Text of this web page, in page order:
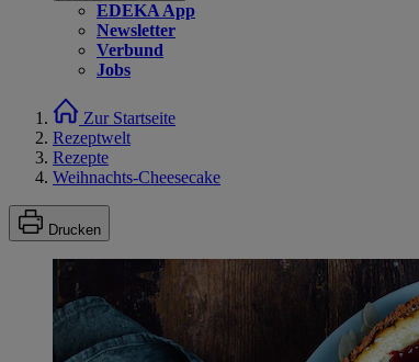
EDEKA App
Newsletter
Verbund
Jobs
Zur Startseite
Rezeptwelt
Rezepte
Weihnachts-Cheesecake
Drucken